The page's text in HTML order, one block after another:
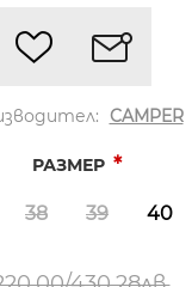
CAMPER
РАЗМЕР *
38 39 40